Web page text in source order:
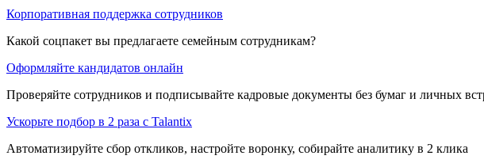
Корпоративная поддержка сотрудников
Какой соцпакет вы предлагаете семейным сотрудникам?
Оформляйте кандидатов онлайн
Проверяйте сотрудников и подписывайте кадровые документы без бумаг и личных
Ускорьте подбор в 2 раза с Talantix
Автоматизируйте сбор откликов, настройте воронку, собирайте аналитику в 2 клика